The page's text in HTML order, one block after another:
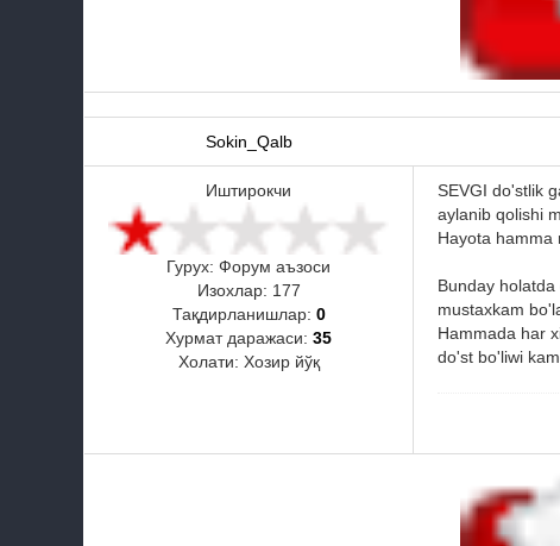
Sokin_Qalb
Иштирокчи
Гурух: Форум аъзоси
Изохлар: 177
Тақдирланишлар: 0
Хурмат даражаси: 35
Холати: Хозир йўқ
SEVGI do'stlik
aylanib qolishi
Hayota hamma
Bunday holatda
mustaxkam
Hammada har
do'st bo'liwi